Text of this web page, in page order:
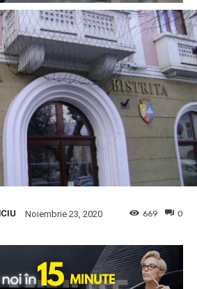
Noiembrie 23, 2020 0
669